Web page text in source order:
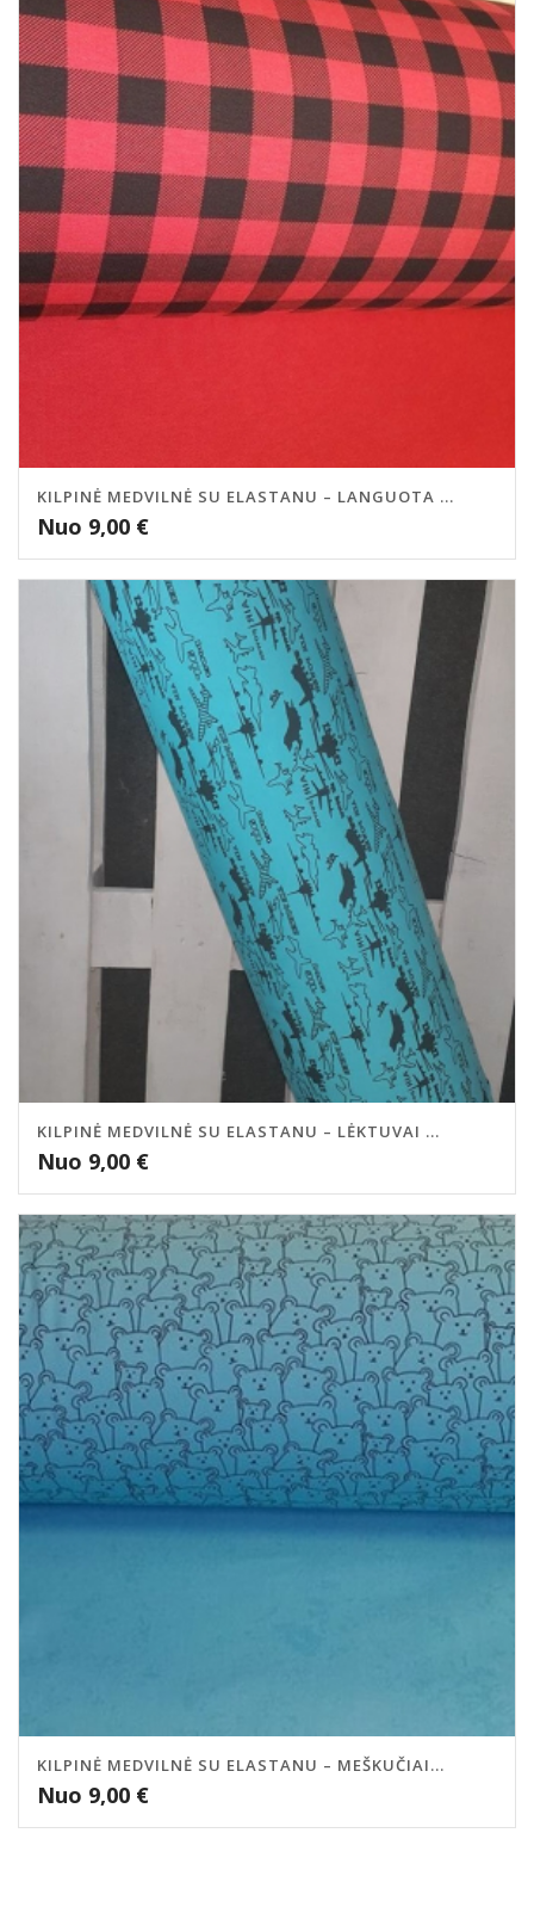
KILPINĖ MEDVILNĖ SU ELASTANU – LANGUOTA ...
Nuo 9,00 €
KILPINĖ MEDVILNĖ SU ELASTANU – LĖKTUVAI ...
Nuo 9,00 €
KILPINĖ MEDVILNĖ SU ELASTANU – MEŠKUČIAI...
Nuo 9,00 €